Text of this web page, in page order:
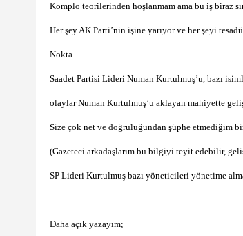
Komplo teorilerinden hoşlanmam ama bu iş biraz
Her şey AK Parti’nin işine yarıyor ve her şeyi
Nokta…
Saadet Partisi Lideri Numan Kurtulmuş’u, bazı
olaylar Numan Kurtulmuş’u aklayan mahiyette
Size çok net ve doğruluğundan şüphe etmediğim
(Gazeteci arkadaşlarım bu bilgiyi teyit edebilir,
SP Lideri Kurtulmuş bazı yöneticileri yönetime
Daha açık yazayım;